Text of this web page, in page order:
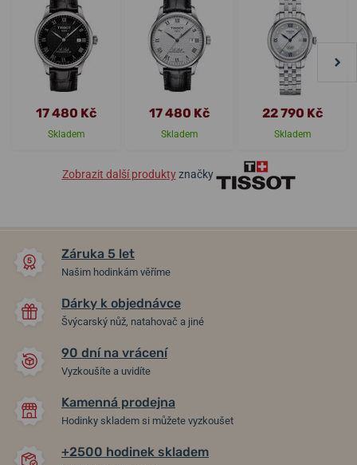
17 480 Kč
Skladem
17 480 Kč
Skladem
22 790 Kč
Skladem
Zobrazit další produktyznačky
Záruka 5 let
Našim hodinkám věříme
Dárky k objednávce
Švýcarský nůž, natahovač a jiné
90 dní na vrácení
Vyzkoušíte a uvidíte
Kamenná prodejna
Hodinky skladem si můžete vyzkoušet
+2500 hodinek skladem